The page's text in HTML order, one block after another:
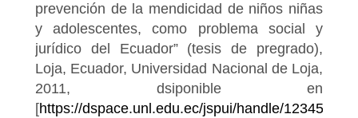
prevención de la mendicidad de niños niñas
y adolescentes, como problema social y
jurídico del Ecuador” (tesis de pregrado),
Loja, Ecuador, Universidad Nacional de Loja,
2011, dsiponible en
[https://dspace.unl.edu.ec/jspui/handle/